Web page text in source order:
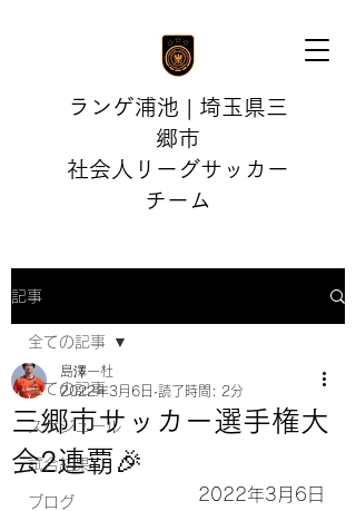
ランゲ浦池 | 埼玉県三
郷市
社会人リーグサッカー
チーム
記事
全ての記事
スケジュール
試合結果
ブログ
全ての記事
三郷市サッカー選手権大
会2連覇🎉
島澤一杜
2022年3月6日 読了時間: 2分
2022年3月6日